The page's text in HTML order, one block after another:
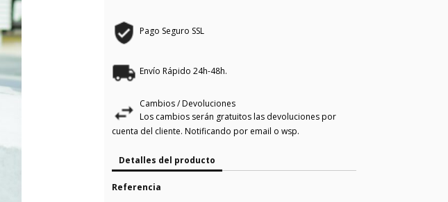
Pago Seguro SSL
Envío Rápido 24h-48h.
Cambios / Devoluciones
Los cambios serán gratuitos las devoluciones por
cuenta del cliente. Notificando por email o wsp.
Detalles del producto
Referencia